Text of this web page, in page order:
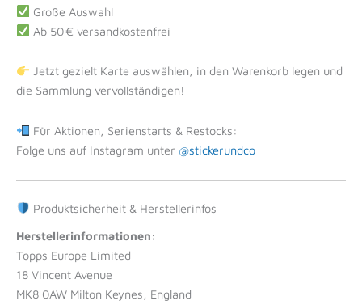
Große Auswahl
Ab 50 € versandkostenfrei
Jetzt gezielt Karte auswählen, in den Warenkorb legen und
die Sammlung vervollständigen!
Für Aktionen, Serienstarts & Restocks:
Folge uns auf Instagram unter @stickerundco
Produktsicherheit & Herstellerinfos
Herstellerinformationen:
Topps Europe Limited
18 Vincent Avenue
MK8 0AW Milton Keynes, England